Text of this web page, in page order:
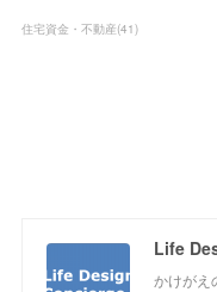
住宅資金・不動産(41)
Life
かけがえ